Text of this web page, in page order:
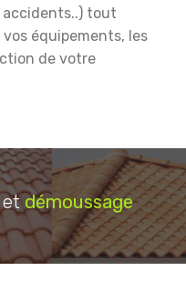
accidents..) tout
équipements, les
de votre
démoussage